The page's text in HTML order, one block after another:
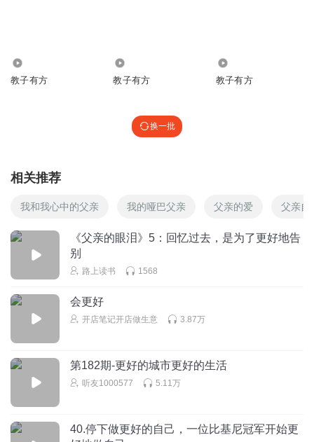
教子有方 教子有方 教子有方
换一批
相关推荐
我和我心中的父亲 我的哑巴父亲 父亲的爱 父亲自
《父亲的眼泪》5：回忆过去，是为了更好地告
别
路上读书 1568
会更好
开店笔记开店做生意 3.87万
第182期-更好的城市更好的生活
听友1000577 5.11万
40.停下做更好的自己，一位比基尼冠军开始更